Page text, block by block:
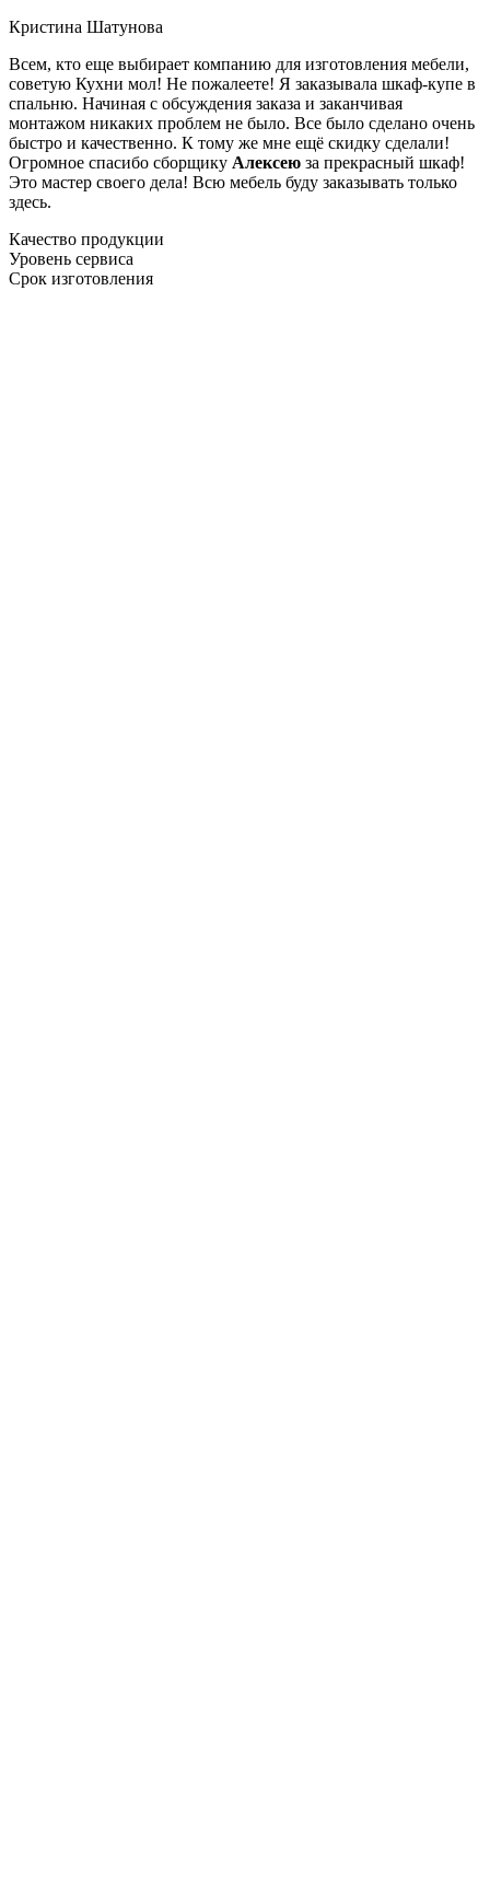
Кристина Шатунова
Всем, кто еще выбирает компанию для изготовления мебели,
советую Кухни мол! Не пожалеете! Я заказывала шкаф-купе в
спальню. Начиная с обсуждения заказа и заканчивая
монтажом никаких проблем не было. Все было сделано очень
быстро и качественно. К тому же мне ещё скидку сделали!
Огромное спасибо сборщику Алексею за прекрасный шкаф!
Это мастер своего дела! Всю мебель буду заказывать только
здесь.
Качество продукции
Уровень сервиса
Срок изготовления